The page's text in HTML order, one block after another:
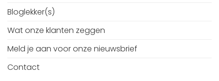
Bloglekker(s)
Wat onze klanten zeggen
Meld je aan voor onze nieuwsbrief
Contact